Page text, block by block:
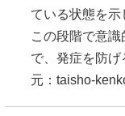
ている状態を示
この段階で意
で、発症を防
元： taisho-